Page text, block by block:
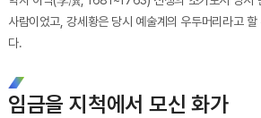
사람이었고, 강세황은 당시 예술계의 우두머리라고 할
다.
임금을 지척에서 모신 화가